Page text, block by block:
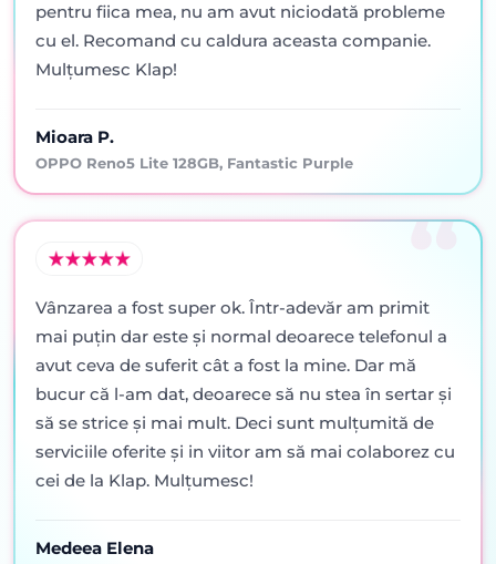
pentru fiica mea, nu am avut niciodată probleme
cu el. Recomand cu caldura aceasta companie.
Mulțumesc Klap!
Mioara P.
OPPO Reno5 Lite 128GB, Fantastic Purple
Vânzarea a fost super ok. Într-adevăr am primit
mai puţin dar este şi normal deoarece telefonul a
avut ceva de suferit cât a fost la mine. Dar mă
bucur că l-am dat, deoarece să nu stea în sertar şi
să se strice şi mai mult. Deci sunt mulţumită de
serviciile oferite şi in viitor am să mai colaborez cu
cei de la Klap. Mulţumesc!
Medeea Elena